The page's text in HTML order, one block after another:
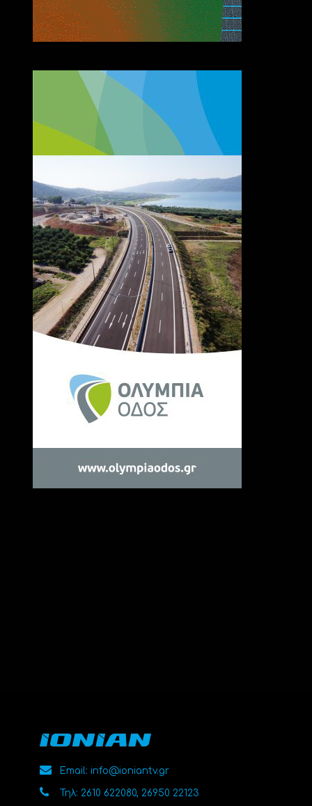
Email: info@ioniantv.gr
Τηλ: 2610 622080, 26950 22123